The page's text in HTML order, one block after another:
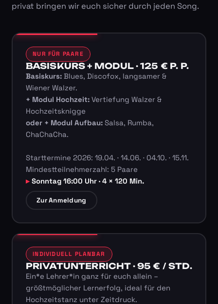
privat bringen wir euch sicher durch jeden Song.
NUR FÜR PAARE
BASISKURS + MODUL · 125 € P. P.
Basiskurs:Blues, Discofox, langsamer &
Wiener Walzer.
+ Modul Hochzeit:Vertiefung Walzer &
Hochzeitsknigge
oder + Modul Aufbau:Salsa, Rumba,
ChaChaCha.
Starttermine 2026: 19.04. · 14.06. · 04.10. · 15.11.
Mindestteilnehmerzahl: 5 Paare
Sonntag 16:00 Uhr · 4 × 120 Min.
Zur Anmeldung
INDIVIDUELL PLANBAR
PRIVATUNTERRICHT · 95 € / STD.
Ein*e Lehrer*in ganz für euch allein –
größtmöglicher Lernerfolg, ideal für den
Hochzeitstanz unter Zeitdruck.